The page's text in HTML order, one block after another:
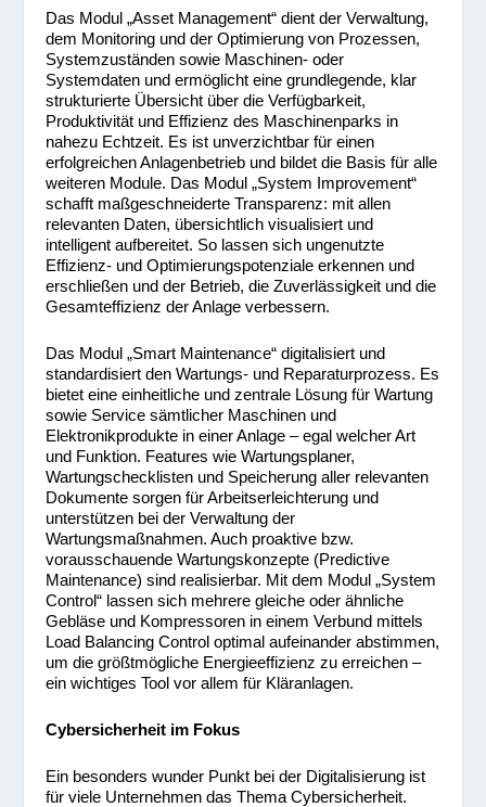
Das Modul „Asset Management“ dient der Verwaltung,
dem Monitoring und der Optimierung von Prozessen,
Systemzuständen sowie Maschinen- oder
Systemdaten und ermöglicht eine grundlegende, klar
strukturierte Übersicht über die Verfügbarkeit,
Produktivität und Effizienz des Maschinenparks in
nahezu Echtzeit. Es ist unverzichtbar für einen
erfolgreichen Anlagenbetrieb und bildet die Basis für alle
weiteren Module. Das Modul „System Improvement“
schafft maßgeschneiderte Transparenz: mit allen
relevanten Daten, übersichtlich visualisiert und
intelligent aufbereitet. So lassen sich ungenutzte
Effizienz- und Optimierungspotenziale erkennen und
erschließen und der Betrieb, die Zuverlässigkeit und die
Gesamteffizienz der Anlage verbessern.
Das Modul „Smart Maintenance“ digitalisiert und
standardisiert den Wartungs- und Reparaturprozess. Es
bietet eine einheitliche und zentrale Lösung für Wartung
sowie Service sämtlicher Maschinen und
Elektronikprodukte in einer Anlage – egal welcher Art
und Funktion. Features wie Wartungsplaner,
Wartungschecklisten und Speicherung aller relevanten
Dokumente sorgen für Arbeitserleichterung und
unterstützen bei der Verwaltung der
Wartungsmaßnahmen. Auch proaktive bzw.
vorausschauende Wartungskonzepte (Predictive
Maintenance) sind realisierbar. Mit dem Modul „System
Control“ lassen sich mehrere gleiche oder ähnliche
Gebläse und Kompressoren in einem Verbund mittels
Load Balancing Control optimal aufeinander abstimmen,
um die größtmögliche Energieeffizienz zu erreichen –
ein wichtiges Tool vor allem für Kläranlagen.
Cybersicherheit im Fokus
Ein besonders wunder Punkt bei der Digitalisierung ist
für viele Unternehmen das Thema Cybersicherheit.